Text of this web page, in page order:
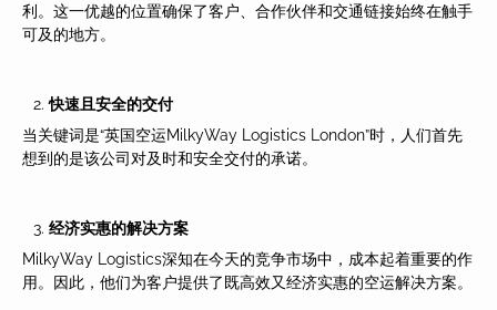
利。这一优越的位置确保了客户、合作伙伴和交通链接始终在触手
可及的地方。
快速且安全的交付
当关键词是“英国空运MilkyWay Logistics London”时，人们首先
想到的是该公司对及时和安全交付的承诺。
经济实惠的解决方案
MilkyWay Logistics深知在今天的竞争市场中，成本起着重要的作
用。因此，他们为客户提供了既高效又经济实惠的空运解决方案。